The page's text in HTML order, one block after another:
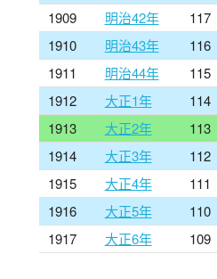
1909
明治42年 117
1910
明治43年 116
1911
明治44年 115
1912
大正1年 114
1913
大正2年 113
1914
大正3年 112
1915
大正4年 111
1916
大正5年 110
1917
大正6年 109